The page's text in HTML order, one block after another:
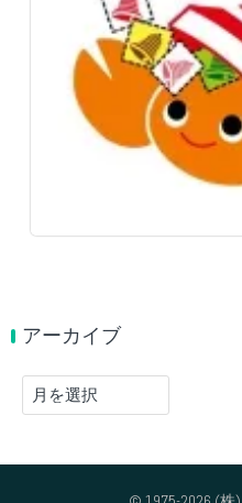
アーカイブ
ア
ー
イ